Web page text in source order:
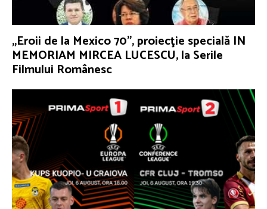
„Eroii de la Mexico 70”, proiecţie specială IN
MEMORIAM MIRCEA LUCESCU, la Serile
Filmului Românesc